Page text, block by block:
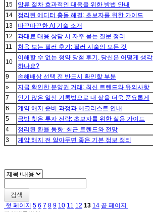
15
압류 절차 효과적인 대응을 위한 방법 안내
14
정리된 에디터 충돌 해결: 초보자를 위한 가이드
13
따끈따끈한 AI 기술 소개
12
과태료 대응 상담 시 자주 묻는 질문 정리
11
처음 보는 필러 후기: 필러 시술의 모든 것
10
이해할 수 없는 청약 당첨 후기, 당신은 어떻게 생각
하나요?
9 손해배상 선택 전 반드시 확인할 부분
»
지금 확인한 분양권 거래: 최신 트렌드와 유의사항
7
인기 많은 일상 기록법으로 내 삶을 더욱 풍요롭게
6
계약 해지 준비 과정과 체크리스트 안내
5
금방 찾은 투자 전략: 초보자를 위한 실용 가이드
4
정리된 환율 동향: 최근 트렌드와 전망
3
계약 해지 전 알아두면 좋은 기본 정보 정리
검색
첫 페이지 5 6 7 8 9 10 11 12 13 14 끝 페이지